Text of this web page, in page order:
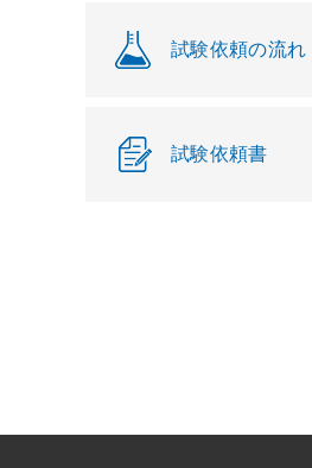
試験依頼の流れ
試験依頼書